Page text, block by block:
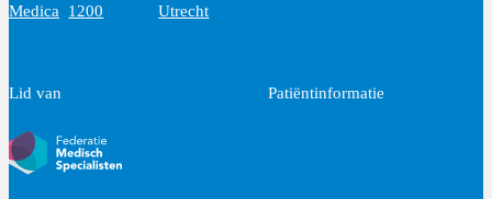
Medica 1200
Utrecht
Lid van Patiëntinformatie